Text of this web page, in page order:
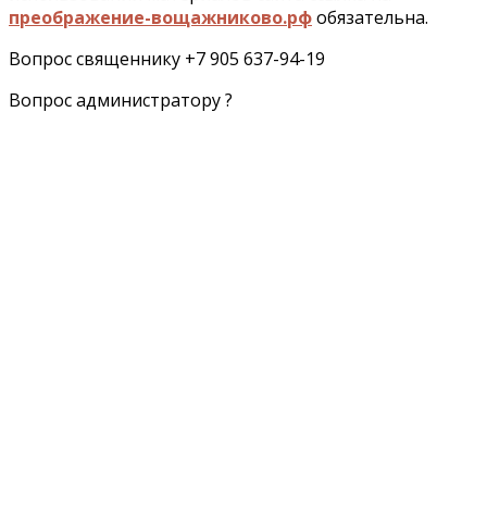
преображение-вощажниково.рфобязательна.
Вопрос священнику +7 905 637-94-19
Вопрос администратору ?